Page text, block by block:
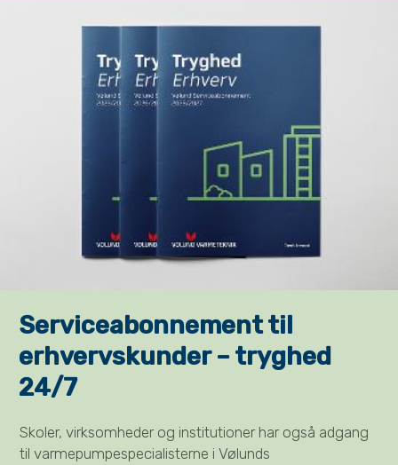
Serviceabonnement til
erhvervskunder – tryghed
24/7
Skoler, virksomheder og institutioner har også adgang
til varmepumpespecialisterne i Vølunds